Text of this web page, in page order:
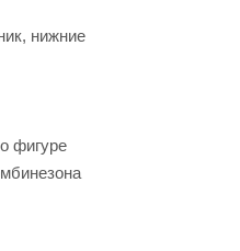
нижние
фигуре